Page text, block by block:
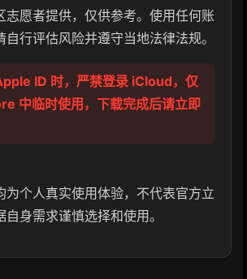
志愿者提供，仅供参考。使用任何账
行评估风险并遵守当地法律法规。
ID 时，严禁登录 iCloud，仅
中临时使用，下载完成后请立即
为个人真实使用体验，不代表官方立
身需求谨慎选择和使用。